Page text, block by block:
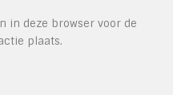
in deze browser voor de
plaats.